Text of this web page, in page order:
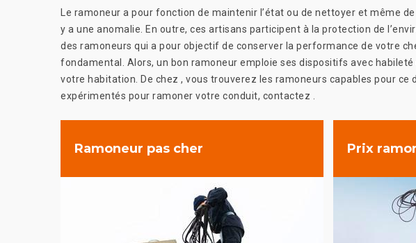
Le ramoneur a pour fonction de maintenir l’état ou de nettoyer et même
y a une anomalie. En outre, ces artisans participent à la protection de
des ramoneurs qui a pour objectif de conserver la performance de votre
fondamental. Alors, un bon ramoneur emploie ses dispositifs avec
votre habitation. De chez , vous trouverez les ramoneurs capables pour ce
expérimentés pour ramoner votre conduit, contactez .
Ramoneur pas cher Prix